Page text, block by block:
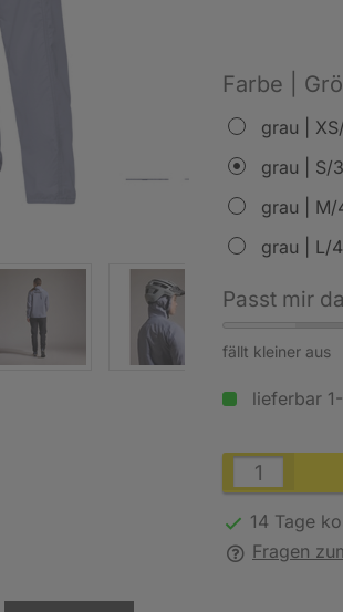
Farbe |
grau |
grau | S/
grau | M/
grau | L/
Passt mir
fällt kleiner aus
lieferbar
14 Tage
Fragen